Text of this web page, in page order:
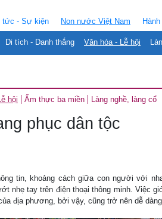
tức - Sự kiện Non nước Việt Nam
Di tích - Danh thắng Văn hóa - Lễ hội
hội Ẩm thực ba miền Làng nghề, làng cổ
phục dân tộc
tin, khoảng cách giữa con người với
nhẹ tay trên điện thoại thông minh. Việc
địa phương, bởi vậy, cũng trở nên dễ